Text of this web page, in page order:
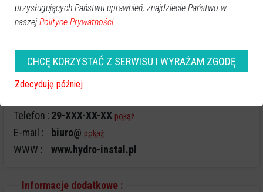
Dane kontaktowe :
Telefon :29-XXX-XX-XX pokaż
E-mail : biuro@ pokaż
WWW : www.hydro-instal.pl
Informacje dodatkowe :
przysługujących Państwu uprawnień, znajdziecie Państwo w
naszej Polityce Prywatności.
CHCĘ KORZYSTAĆ Z SERWISU I WYRAŻAM ZGODĘ
Zdecyduję później